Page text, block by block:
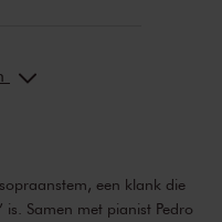
een klank die
is. Samen met pianist Pedro